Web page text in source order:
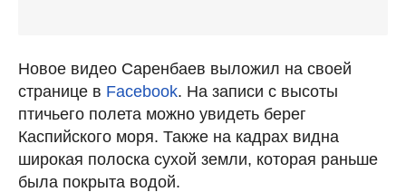
Новое видео Саренбаев выложил на своей
странице в Facebook. На записи с высоты
птичьего полета можно увидеть берег
Каспийского моря. Также на кадрах видна
широкая полоска сухой земли, которая раньше
была покрыта водой.